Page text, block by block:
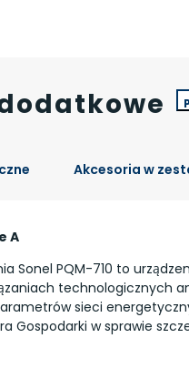
Akcesoria w
A
Sonel PQM-710 to
technologicznych
sieci
Gospodarki w sprawie